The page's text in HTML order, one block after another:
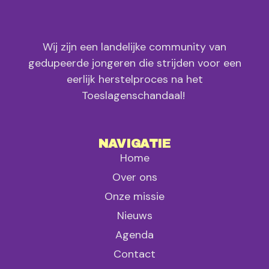
Wij zijn een landelijke community van
gedupeerde jongeren die strijden voor een
eerlijk herstelproces na het
Toeslagenschandaal!
NAVIGATIE
Home
Over ons
Onze missie
Nieuws
Agenda
Contact